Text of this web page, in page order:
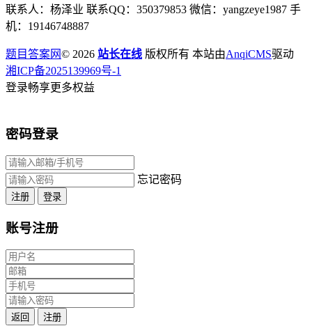
联系人：杨泽业 联系QQ：350379853 微信：yangzeye1987 手
机：19146748887
题目答案网© 2026 站长在线 版权所有 本站由AnqiCMS驱动
湘ICP备2025139969号-1
登录畅享更多权益
密码登录
忘记密码
注册 登录
账号注册
返回 注册